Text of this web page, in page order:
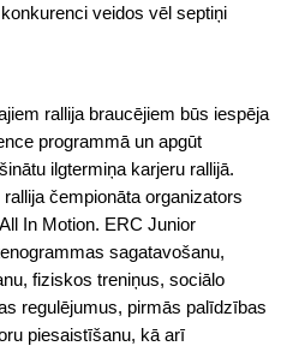
veidos vēl septiņi
rallija braucējiem būs iespēja
programmā un apgūt
ilgtermiņa karjeru rallijā.
čempionāta organizators
In Motion. ERC Junior
sagatavošanu,
fiziskos treniņus, sociālo
regulējumus, pirmās palīdzības
piesaistīšanu, kā arī